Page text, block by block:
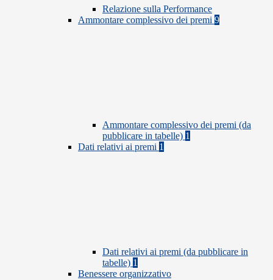
Relazione sulla Performance
Ammontare complessivo dei premi 9
Ammontare complessivo dei premi (da
pubblicare in tabelle) 1
Dati relativi ai premi 1
Dati relativi ai premi (da pubblicare in
tabelle) 1
Benessere organizzativo